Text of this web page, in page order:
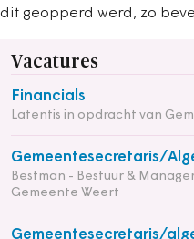
dit geopperd werd, zo
Vacatures
Financials
Latentis in opdracht van
Gemeentesecretaris/
Bestman - Bestuur &
Gemeente Weert
Gemeentesecretaris/